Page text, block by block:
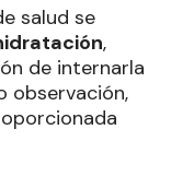
salud se
,
de internarla
observación,